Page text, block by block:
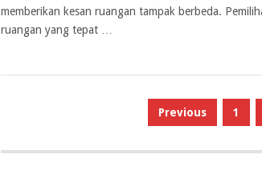
memberikan kesan ruangan tampak berbeda.
ruangan yang tepat …
Previous 1